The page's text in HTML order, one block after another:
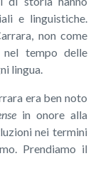
e linguistiche.
non come
tempo delle
lingua.
era ben noto
in onore alla
nei termini
Prendiamo il